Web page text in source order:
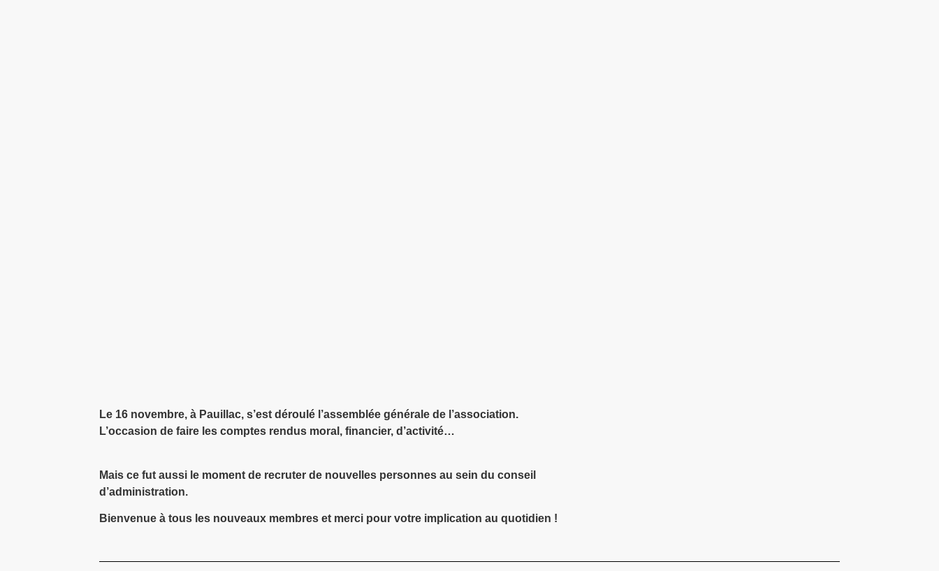
Le 16 novembre, à Pauillac, s’est déroulé l’assemblée générale de l’association.
L’occasion de faire les comptes rendus moral, financier, d’activité…
Mais ce fut aussi le moment de recruter de nouvelles personnes au sein du conseil
d’administration.
Bienvenue à tous les nouveaux membres et merci pour votre implication au quotidien !